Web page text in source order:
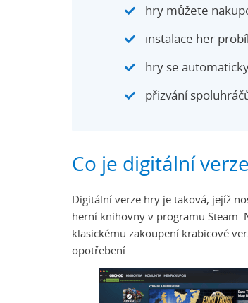
hry můžete
instalace her
hry se
přizvání
Co je digitální
Digitální verze hry je taková, jejíž
herní knihovny v programu Steam.
klasickému zakoupení krabicové
opotřebení.